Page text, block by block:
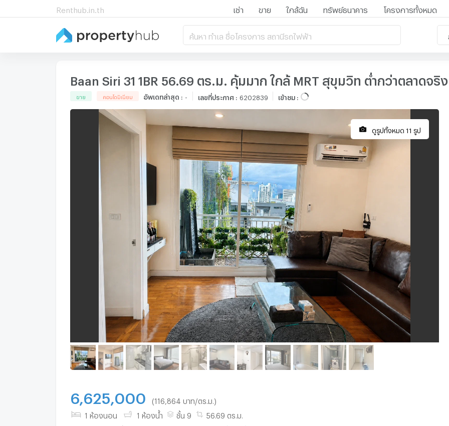
Renthub.in.th เช่า ขาย ใกล้ฉัน ทรัพย์ธนาคาร โครงการทั้งหมด
ค้นหา ทำเล ชื่อโครงการ สถานีรถไฟฟ้า
Baan Siri 31 1BR 56.69 ตร.ม. คุ้มมาก ใกล้ MRT สุขุมวิท ต่ำกว่าตลาดจริง
ขาย คอนโดมิเนียม อัพเดทล่าสุด : เลขที่ประกาศ: 6202839 เข้าชม:
ดูรูปทั้งหมด 11 รูป
6,625,000 (116,864 บาท/ตร.ม.)
1 ห้องนอน 1 ห้องน้ำ ชั้น 9 56.69 ตร.ม.